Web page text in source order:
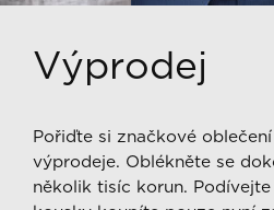
Výprodej
Pořiďte si značkové
výprodeje. Oblékněte se
několik tisíc korun.